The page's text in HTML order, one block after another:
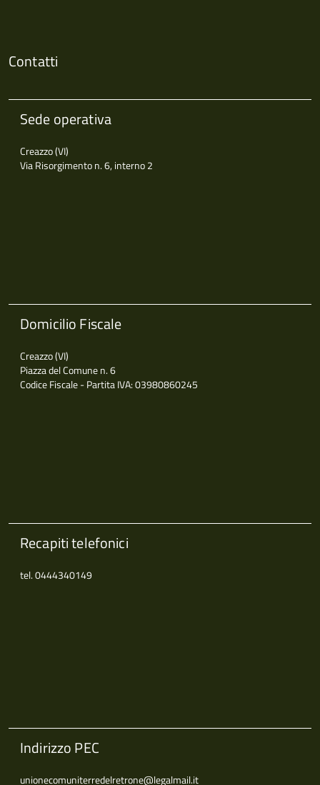
Contatti
Sede operativa
Creazzo (VI)
Via Risorgimento n. 6, interno 2
Domicilio Fiscale
Creazzo (VI)
Piazza del Comune n. 6
Codice Fiscale - Partita IVA: 03980860245
Recapiti telefonici
tel. 0444340149
Indirizzo PEC
unionecomuniterredelretrone@legalmail.it